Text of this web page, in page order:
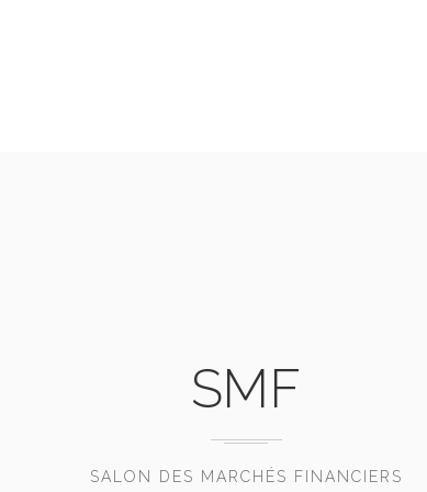
SMF
SALON DES MARCHÉS FINANCIERS